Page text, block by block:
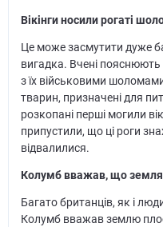
Вікінги носили рогаті
Це може засмутити дуже
вигадка. Вчені пояснюють
з їх військовими
тварин, призначені для
розкопані перші могили
припустили, що ці роги
відвалилися.
Колумб вважав, що
Багато британців, як і
Колумб вважав землю